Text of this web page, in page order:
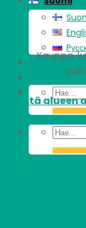
Kauppa,
Tästä